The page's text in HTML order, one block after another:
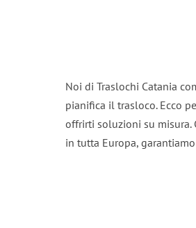
Noi di Traslochi Catania
pianifica il trasloco. Ecco
offrirti soluzioni su misura.
in tutta Europa,